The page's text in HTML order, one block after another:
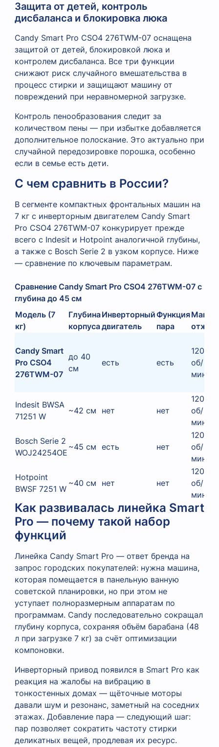
Защита от детей, контроль
дисбаланса и блокировка люка
Candy Smart Pro CSO4 276TWM-07 оснащена
защитой от детей, блокировкой люка и
контролем дисбаланса. Все три функции
снижают риск случайного вмешательства в
процесс стирки и защищают машину от
повреждений при неравномерной загрузке.
Контроль пенообразования следит за
количеством пены — при избытке добавляется
дополнительное полоскание. Это актуально при
случайной передозировке порошка, особенно
если в семье есть дети.
С чем сравнить в России?
В сегменте компактных фронтальных машин на
7 кг с инверторным двигателем Candy Smart
Pro CSO4 276TWM-07 конкурирует прежде
всего с Indesit и Hotpoint аналогичной глубины,
а также с Bosch Serie 2 в узком корпусе. Ниже
— сравнение по ключевым параметрам.
Сравнение Candy Smart Pro CSO4 276TWM-07 с
глубина до 45 см
Модель (7
кг)
Глубина
корпуса
Инверторный
двигатель
Функция
пара
Макс.
отжим
Candy Smart
Pro CSO4
276TWM-07
до 40
см
есть есть
1200
об/
мин
Indesit BWSA
71251 W
~42 см нет нет
1200
об/
мин
Bosch Serie 2
WOJ24254OE
~45 см есть нет
1200
об/
мин
Hotpoint
BWSF 7251 W
~40 см нет нет
1200
об/
мин
Как развивалась линейка Smart
Pro — почему такой набор
функций
Линейка Candy Smart Pro — ответ бренда на
запрос городских покупателей: нужна машина,
которая помещается в панельную ванную
советской планировки, но при этом не
уступает полноразмерным аппаратам по
программам. Candy последовательно сокращал
глубину корпуса, сохраняя объём барабана (48
л при загрузке 7 кг) за счёт оптимизации
компоновки.
Инверторный привод появился в Smart Pro как
реакция на жалобы на вибрацию в
тонкостенных домах — щёточные моторы
давали шум и резонанс, заметный на соседних
этажах. Добавление пара — следующий шаг:
пар позволяет сократить частоту стирки
деликатных вещей, продлевая их ресурс.